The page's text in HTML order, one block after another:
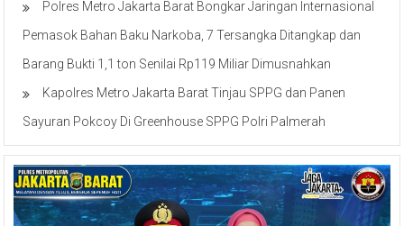
Polres Metro Jakarta Barat Bongkar Jaringan Internasional
Pemasok Bahan Baku Narkoba, 7 Tersangka Ditangkap dan
Barang Bukti 1,1 ton Senilai Rp119 Miliar Dimusnahkan
Kapolres Metro Jakarta Barat Tinjau SPPG dan Panen
Sayuran Pokcoy Di Greenhouse SPPG Polri Palmerah